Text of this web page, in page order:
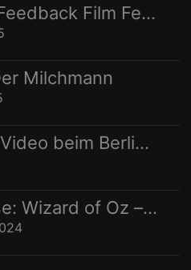
Wildsound Feedback Film Festival: Beste Regie
Milchmann
Best Music Video beim Berlin Independent Film Festival
Videorelease: Wizard of Oz – feat. Rhani Krija, Michalina Malisz & Ross Ainslie